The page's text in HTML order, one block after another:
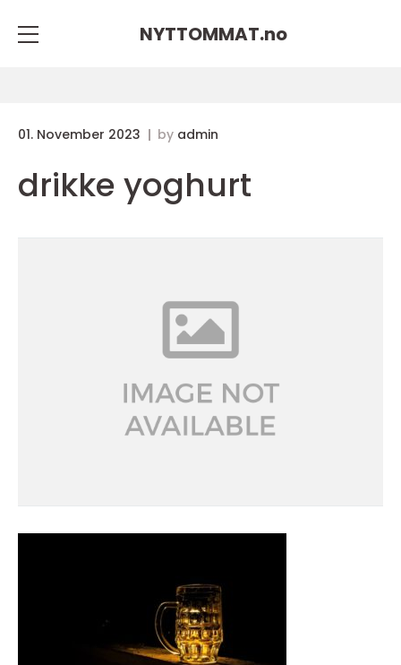
NYTTOMMAT.no
01. November 2023 by admin
drikke yoghurt